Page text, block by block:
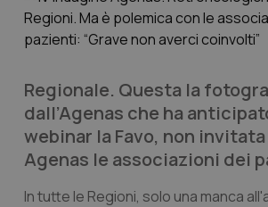
Regionale. Questa la
dall’Agenas che ha
webinar la Favo, non
Agenas le associazioni dei
In tutte le Regioni, solo una manca